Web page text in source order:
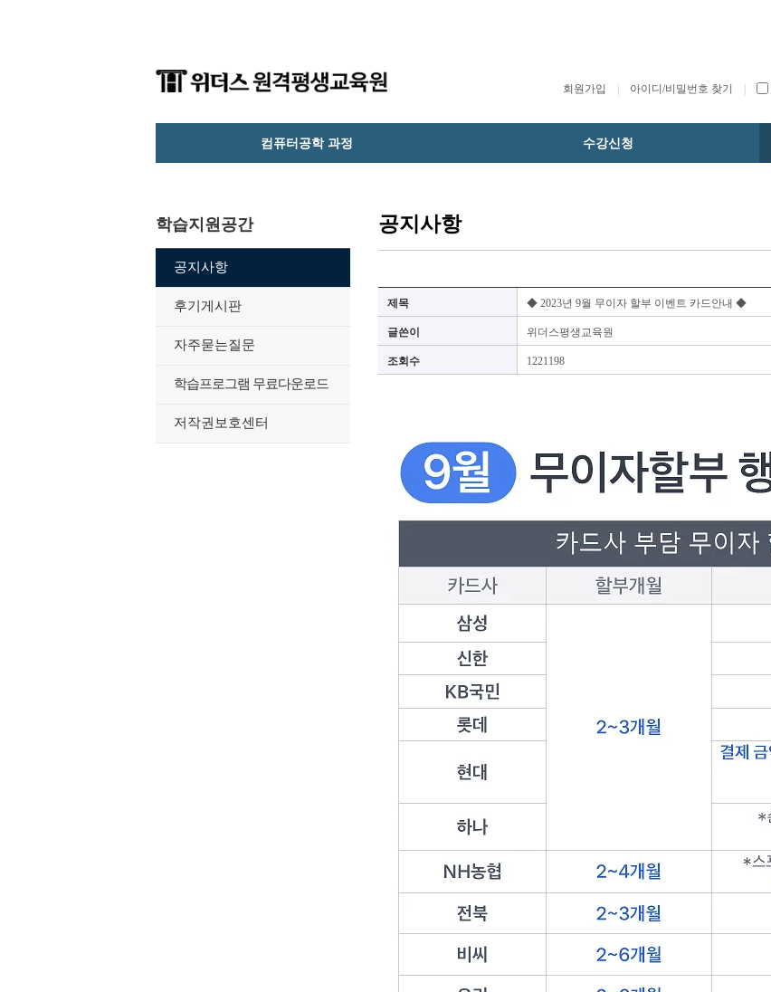
회원가입 아이디/비밀번호 찾기
컴퓨터공학 과정 수강신청
학습지원공간
공지사항
후기게시판
자주묻는질문
학습프로그램 무료다운로드
저작권보호센터
공지사항
제목 ◆ 2023년 9월 무이자 할부 이벤트 카드안내 ◆
글쓴이 위더스평생교육원
조회수 1221198